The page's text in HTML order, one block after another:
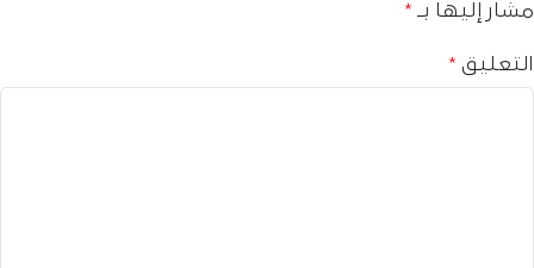
مشار إليها بـ *
التعليق *